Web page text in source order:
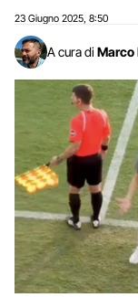
23 Giugno 2025 8:50
A cura di Marco